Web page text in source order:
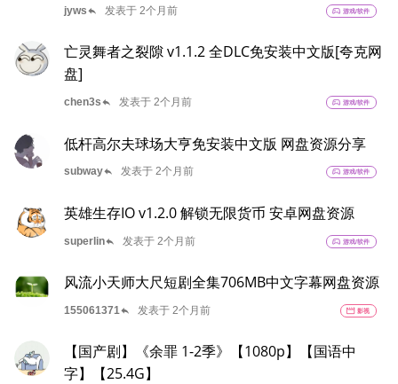
jywsreply 发表于 2个月前 sports_esports 游戏/软件
亡灵舞者之裂隙 v1.1.2 全DLC免安装中文版[夸克网
盘]
chen3sreply 发表于 2个月前 sports_esports 游戏/软件
低杆高尔夫球场大亨免安装中文版 网盘资源分享
subwayreply 发表于 2个月前 sports_esports 游戏/软件
英雄生存IO v1.2.0 解锁无限货币 安卓网盘资源
superlinreply 发表于 2个月前 sports_esports 游戏/软件
风流小天师大尺短剧全集706MB中文字幕网盘资源
155061371reply 发表于 2个月前 movie 影视
【国产剧】《余罪 1-2季》【1080p】【国语中
字】【25.4G】